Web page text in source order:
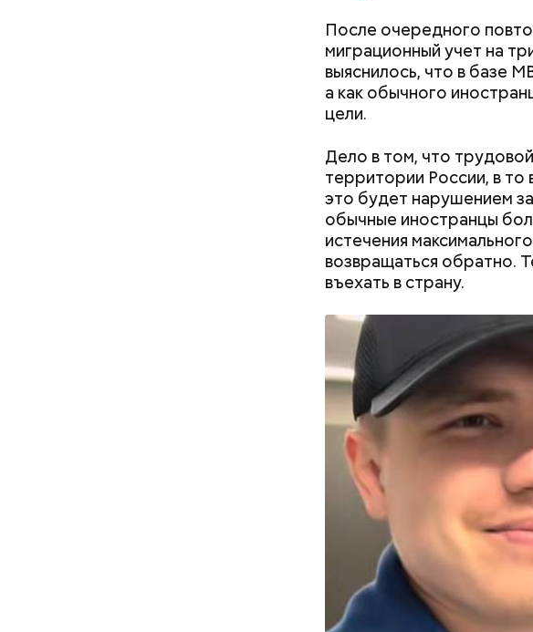
После очередного
миграционный учет на
выяснилось, что в базе
а как обычного
цели.
Дело в том, что
территории России, в
это будет нарушением
обычные иностранцы
истечения
возвращаться обратно.
въехать в страну.
Гусейн Гасанов на
Узнав о своем заочном
уже погасил все долги
миллионов рублей.
Как поменять
не получить